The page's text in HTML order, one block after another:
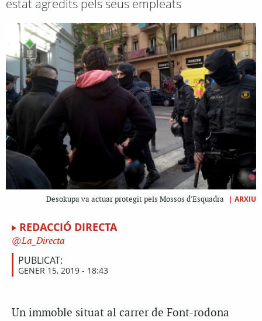
estat agredits pels seus empleats
Desokupa va actuar protegit pels Mossos d'Esquadra | ARXIU
REDACCIÓ DIRECTA
La_Directa
PUBLICAT:
GENER 15, 2019 - 18:43
Un immoble situat al carrer de Font-rodona